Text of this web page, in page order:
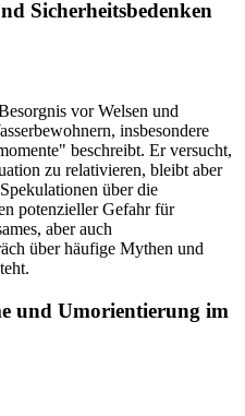
Sicherheitsbedenken
vor Welsen und
insbesondere
beschreibt. Er versucht,
zu relativieren, bleibt aber
über die
potenzieller Gefahr für
aber auch
über häufige Mythen und
und Umorientierung im